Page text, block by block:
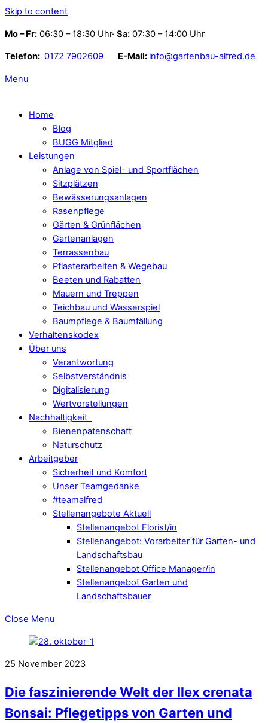
Skip to content
Mo – Fr: 06:30 – 18:30 Uhr· Sa: 07:30 – 14:00 Uhr
Telefon: 0172 7902609 E-Mail: info@gartenbau-alfred.de
Menu
Home
Blog
BUGG Mitglied
Leistungen
Anlage von Spiel- und Sportflächen
Sitzplätzen
Bewässerungsanlagen
Rasenpflege
Gärten & Grünflächen
Gartenanlagen
Terrassenbau
Pflasterarbeiten & Wegebau
Beeten und Rabatten
Mauern und Treppen
Teichbau und Wasserspiel
Baumpflege & Baumfällung
Verhaltenskodex
Über uns
Verantwortung
Selbstverständnis
Digitalisierung
Wertvorstellungen
Nachhaltigkeit
Bienenpatenschaft
Naturschutz
Arbeitgeber
Sicherheit und Komfort
Unser Teamgedanke
#teamalfred
Stellenangebote Aktuell
Stellenangebot Florist/in
Stellenangebot: Vorarbeiter für Garten- und
Landschaftsbau
Stellenangebot Office Manager/in
Stellenangebot Garten und
Landschaftsbauer
Close Menu
25 November 2023
Die faszinierende Welt der Ilex crenata
Bonsai: Pflegetipps von Garten und